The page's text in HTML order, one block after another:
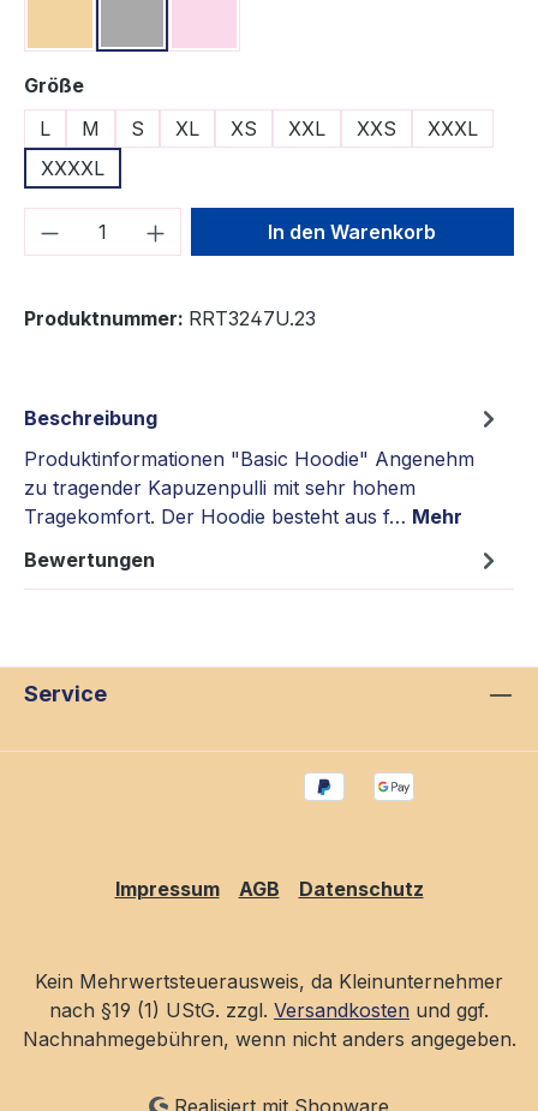
Größeauswählen
L
M S XL XS XXL XXS
XXXL
XXXXL
Produkt Anzahl: Gib denIn den Warenkorb
Produktnummer: RRT3247U.23
Beschreibung
Produktinformationen "Basic Hoodie" Angenehm
zu tragender Kapuzenpulli mit sehr hohem
Tragekomfort. Der Hoodie besteht aus f… Mehr
Bewertungen
Service
Impressum AGB Datenschutz
Kein Mehrwertsteuerausweis, da Kleinunternehmer
nach §19 (1) UStG. zzgl. Versandkosten und ggf.
Nachnahmegebühren, wenn nicht anders angegeben.